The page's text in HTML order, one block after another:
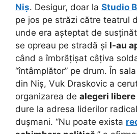
Niș. Desigur, doar la Studio B
pe jos pe străzi către teatrul
unde era așteptat de
se opreau pe stradă și l-au
când a îmbrățișat câțiva
“întâmplător” pe drum. În
din Niș, Vuk Draskovic a
organizarea de alegeri libere
dure la adresa liderilor
dușmani. “Nu poate exista